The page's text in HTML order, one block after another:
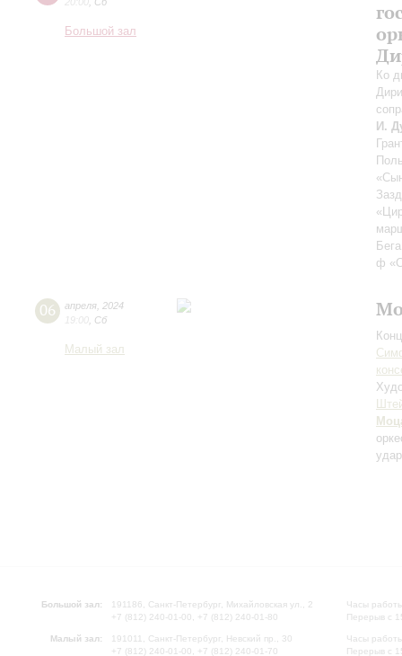
Большой зал
Ко
И.
ф
06 апреля 2024
19:00 Сб
Малый зал
Большой зал:
191186, Санкт-Петербург, Михайловская ул., 2
+7 (812) 240-01-00, +7 (812) 240-01-80
Малый зал:
191011, Санкт-Петербург, Невский пр., 30
+7 (812) 240-01-00, +7 (812) 240-01-70
Часы
Перерыв с
Часы
Перерыв с